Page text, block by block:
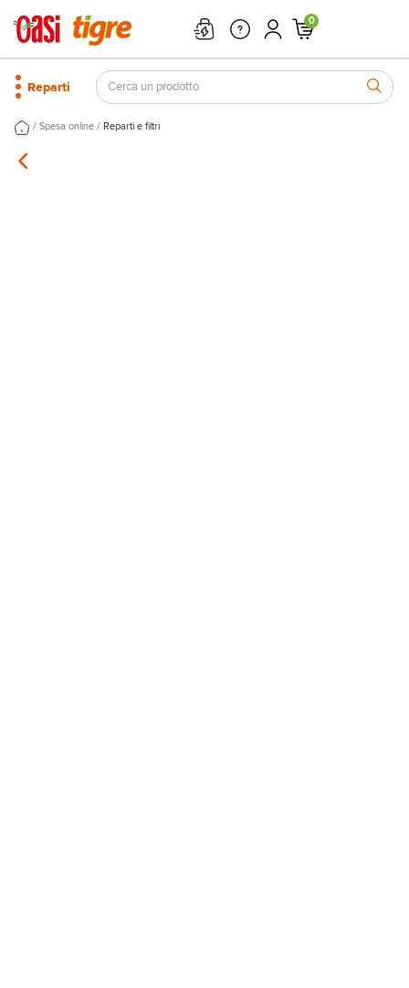
0
Reparti
/ Spesa online / Reparti e filtri